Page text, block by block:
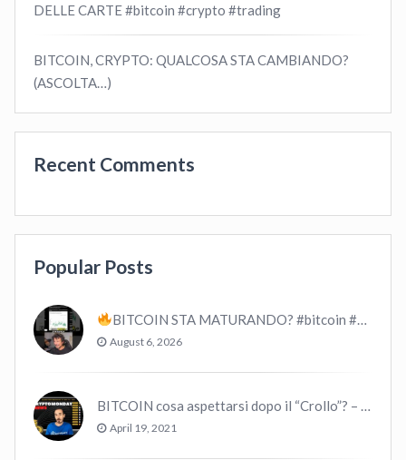
DELLE CARTE #bitcoin #crypto #trading
BITCOIN, CRYPTO: QUALCOSA STA CAMBIANDO?
(ASCOLTA…)
Recent Comments
Popular Posts
BITCOIN STA MATURANDO? #bitcoin #crypto #trading
August 6, 2026
BITCOIN cosa aspettarsi dopo il “Crollo”? – CryptoMonday NEWS w16/’21
April 19, 2021